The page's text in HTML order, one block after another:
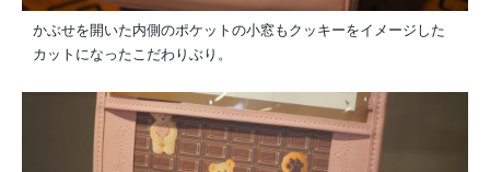
かぶせを開いた内側のポケットの小窓もクッキーをイメージした
カットになったこだわりぶり。